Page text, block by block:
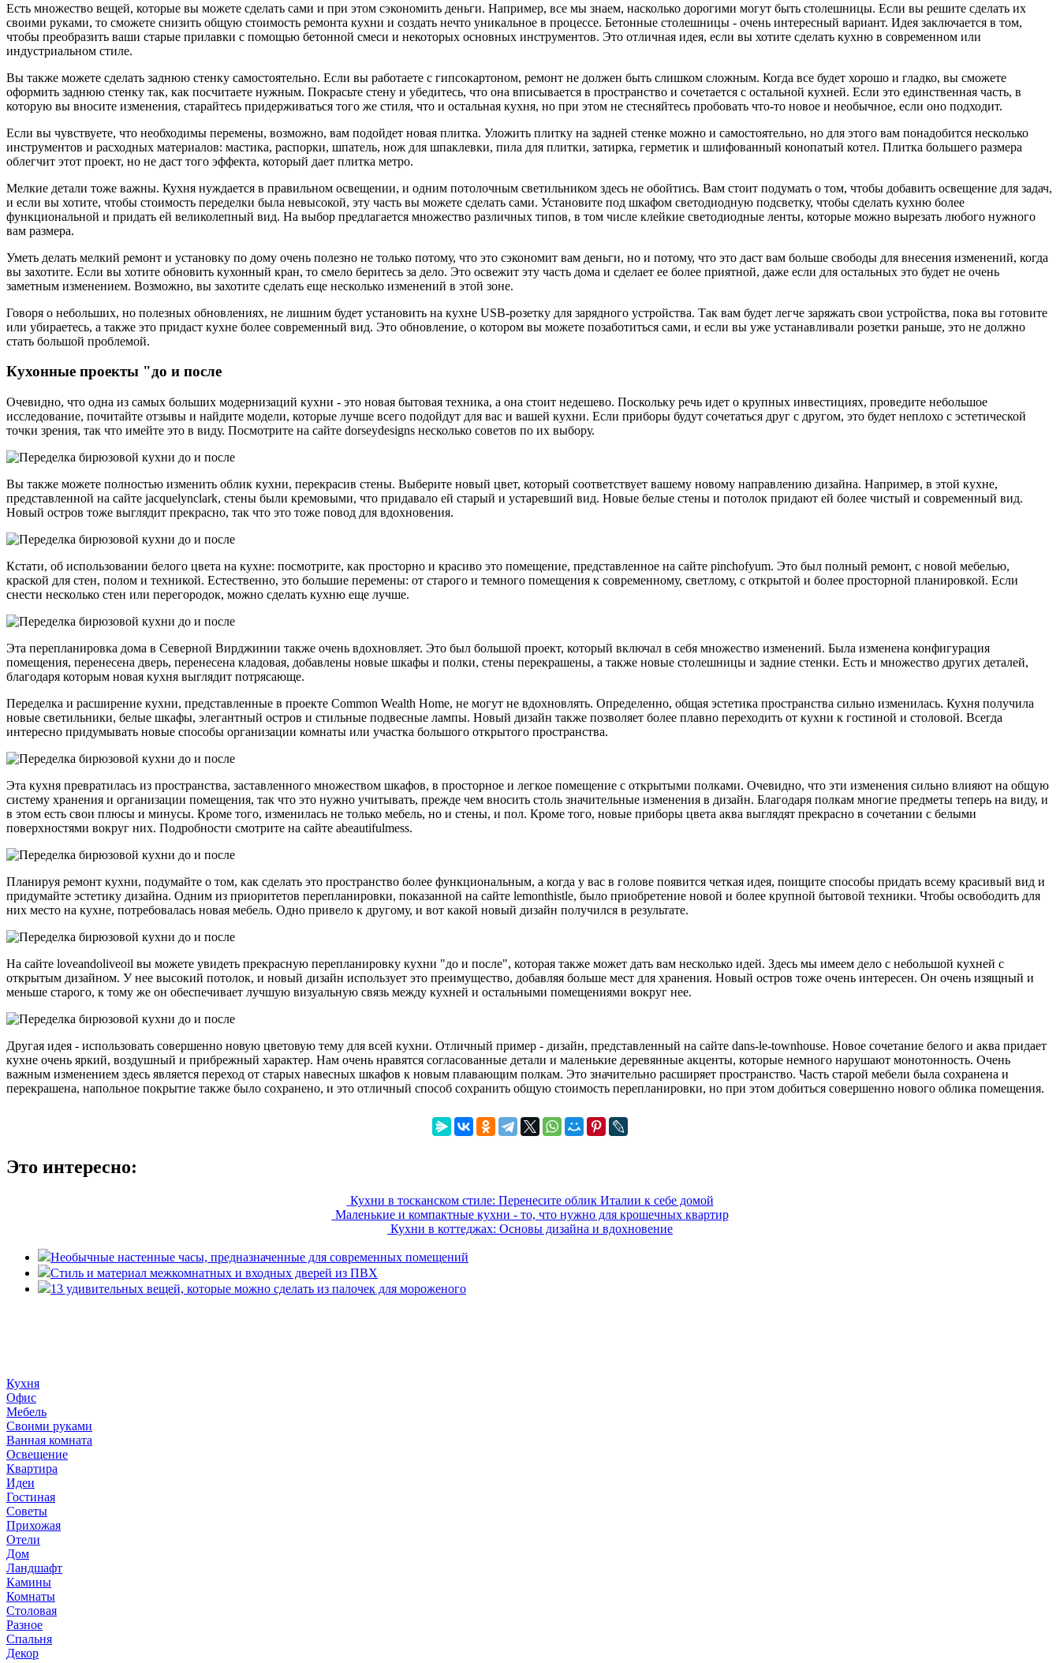
Есть множество вещей, которые вы можете сделать сами и при этом сэкономить деньги. Например, все мы знаем, насколько дорогими могут быть столешницы. Если вы решите сделать их
своими руками, то сможете снизить общую стоимость ремонта кухни и создать нечто уникальное в процессе. Бетонные столешницы - очень интересный вариант. Идея заключается в том,
чтобы преобразить ваши старые прилавки с помощью бетонной смеси и некоторых основных инструментов. Это отличная идея, если вы хотите сделать кухню в современном или
индустриальном стиле.
Вы также можете сделать заднюю стенку самостоятельно. Если вы работаете с гипсокартоном, ремонт не должен быть слишком сложным. Когда все будет хорошо и гладко, вы сможете
оформить заднюю стенку так, как посчитаете нужным. Покрасьте стену и убедитесь, что она вписывается в пространство и сочетается с остальной кухней. Если это единственная часть, в
которую вы вносите изменения, старайтесь придерживаться того же стиля, что и остальная кухня, но при этом не стесняйтесь пробовать что-то новое и необычное, если оно подходит.
Если вы чувствуете, что необходимы перемены, возможно, вам подойдет новая плитка. Уложить плитку на задней стенке можно и самостоятельно, но для этого вам понадобится несколько
инструментов и расходных материалов: мастика, распорки, шпатель, нож для шпаклевки, пила для плитки, затирка, герметик и шлифованный конопатый котел. Плитка большего размера
облегчит этот проект, но не даст того эффекта, который дает плитка метро.
Мелкие детали тоже важны. Кухня нуждается в правильном освещении, и одним потолочным светильником здесь не обойтись. Вам стоит подумать о том, чтобы добавить освещение для задач,
и если вы хотите, чтобы стоимость переделки была невысокой, эту часть вы можете сделать сами. Установите под шкафом светодиодную подсветку, чтобы сделать кухню более
функциональной и придать ей великолепный вид. На выбор предлагается множество различных типов, в том числе клейкие светодиодные ленты, которые можно вырезать любого нужного
вам размера.
Уметь делать мелкий ремонт и установку по дому очень полезно не только потому, что это сэкономит вам деньги, но и потому, что это даст вам больше свободы для внесения изменений, когда
вы захотите. Если вы хотите обновить кухонный кран, то смело беритесь за дело. Это освежит эту часть дома и сделает ее более приятной, даже если для остальных это будет не очень
заметным изменением. Возможно, вы захотите сделать еще несколько изменений в этой зоне.
Говоря о небольших, но полезных обновлениях, не лишним будет установить на кухне USB-розетку для зарядного устройства. Так вам будет легче заряжать свои устройства, пока вы готовите
или убираетесь, а также это придаст кухне более современный вид. Это обновление, о котором вы можете позаботиться сами, и если вы уже устанавливали розетки раньше, это не должно
стать большой проблемой.
Кухонные проекты "до и после
Очевидно, что одна из самых больших модернизаций кухни - это новая бытовая техника, а она стоит недешево. Поскольку речь идет о крупных инвестициях, проведите небольшое
исследование, почитайте отзывы и найдите модели, которые лучше всего подойдут для вас и вашей кухни. Если приборы будут сочетаться друг с другом, это будет неплохо с эстетической
точки зрения, так что имейте это в виду. Посмотрите на сайте dorseydesigns несколько советов по их выбору.
Вы также можете полностью изменить облик кухни, перекрасив стены. Выберите новый цвет, который соответствует вашему новому направлению дизайна. Например, в этой кухне,
представленной на сайте jacquelynclark, стены были кремовыми, что придавало ей старый и устаревший вид. Новые белые стены и потолок придают ей более чистый и современный вид.
Новый остров тоже выглядит прекрасно, так что это тоже повод для вдохновения.
Кстати, об использовании белого цвета на кухне: посмотрите, как просторно и красиво это помещение, представленное на сайте pinchofyum. Это был полный ремонт, с новой мебелью,
краской для стен, полом и техникой. Естественно, это большие перемены: от старого и темного помещения к современному, светлому, с открытой и более просторной планировкой. Если
снести несколько стен или перегородок, можно сделать кухню еще лучше.
Эта перепланировка дома в Северной Вирджинии также очень вдохновляет. Это был большой проект, который включал в себя множество изменений. Была изменена конфигурация
помещения, перенесена дверь, перенесена кладовая, добавлены новые шкафы и полки, стены перекрашены, а также новые столешницы и задние стенки. Есть и множество других деталей,
благодаря которым новая кухня выглядит потрясающе.
Переделка и расширение кухни, представленные в проекте Common Wealth Home, не могут не вдохновлять. Определенно, общая эстетика пространства сильно изменилась. Кухня получила
новые светильники, белые шкафы, элегантный остров и стильные подвесные лампы. Новый дизайн также позволяет более плавно переходить от кухни к гостиной и столовой. Всегда
интересно придумывать новые способы организации комнаты или участка большого открытого пространства.
Эта кухня превратилась из пространства, заставленного множеством шкафов, в просторное и легкое помещение с открытыми полками. Очевидно, что эти изменения сильно влияют на общую
систему хранения и организации помещения, так что это нужно учитывать, прежде чем вносить столь значительные изменения в дизайн. Благодаря полкам многие предметы теперь на виду, и
в этом есть свои плюсы и минусы. Кроме того, изменилась не только мебель, но и стены, и пол. Кроме того, новые приборы цвета аква выглядят прекрасно в сочетании с белыми
поверхностями вокруг них. Подробности смотрите на сайте abeautifulmess.
Планируя ремонт кухни, подумайте о том, как сделать это пространство более функциональным, а когда у вас в голове появится четкая идея, поищите способы придать всему красивый вид и
придумайте эстетику дизайна. Одним из приоритетов перепланировки, показанной на сайте lemonthistle, было приобретение новой и более крупной бытовой техники. Чтобы освободить для
них место на кухне, потребовалась новая мебель. Одно привело к другому, и вот какой новый дизайн получился в результате.
На сайте loveandoliveoil вы можете увидеть прекрасную перепланировку кухни "до и после", которая также может дать вам несколько идей. Здесь мы имеем дело с небольшой кухней с
открытым дизайном. У нее высокий потолок, и новый дизайн использует это преимущество, добавляя больше мест для хранения. Новый остров тоже очень интересен. Он очень изящный и
меньше старого, к тому же он обеспечивает лучшую визуальную связь между кухней и остальными помещениями вокруг нее.
Другая идея - использовать совершенно новую цветовую тему для всей кухни. Отличный пример - дизайн, представленный на сайте dans-le-townhouse. Новое сочетание белого и аква придает
кухне очень яркий, воздушный и прибрежный характер. Нам очень нравятся согласованные детали и маленькие деревянные акценты, которые немного нарушают монотонность. Очень
важным изменением здесь является переход от старых навесных шкафов к новым плавающим полкам. Это значительно расширяет пространство. Часть старой мебели была сохранена и
перекрашена, напольное покрытие также было сохранено, и это отличный способ сохранить общую стоимость перепланировки, но при этом добиться совершенно нового облика помещения.
Это интересно:
Кухни в тосканском стиле: Перенесите облик Италии к себе домой
Маленькие и компактные кухни - то, что нужно для крошечных квартир
Кухни в коттеджах: Основы дизайна и вдохновение
Необычные настенные часы, предназначенные для современных помещений
Стиль и материал межкомнатных и входных дверей из ПВХ
13 удивительных вещей, которые можно сделать из палочек для мороженого
Кухня
Офис
Мебель
Своими руками
Ванная комната
Освещение
Квартира
Идеи
Гостиная
Советы
Прихожая
Отели
Дом
Ландшафт
Камины
Комнаты
Столовая
Разное
Спальня
Декор